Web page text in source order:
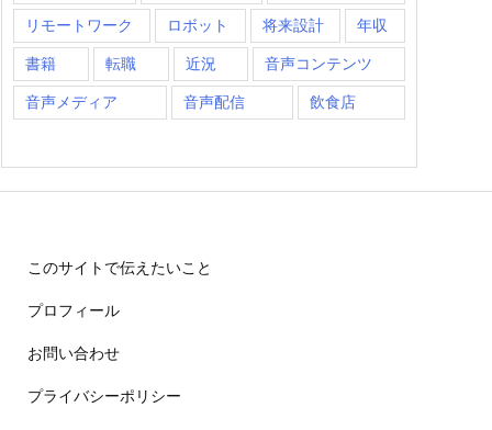
リモートワーク ロボット 将来設計 年収
書籍 転職 近況 音声コンテンツ
音声メディア 音声配信 飲食店
このサイトで伝えたいこと
プロフィール
お問い合わせ
プライバシーポリシー